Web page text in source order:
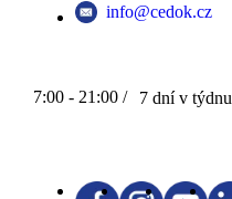
info@cedok.cz
7:00 - 21:00 / 7 dní v týdnu